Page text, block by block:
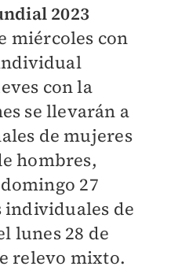
2023
miércoles con
con la
se llevarán a
de mujeres
hombres,
27
individuales de
lunes 28 de
relevo mixto.